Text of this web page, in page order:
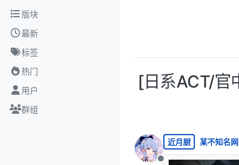
跳转至内容
版块
最新
标签
热门
用户
群组
[日系ACT/官
近月厨 某不知名